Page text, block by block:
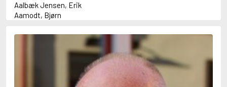
Aalbæk Jensen, Erik
Aamodt, Bjørn
Abbey, Kieran
Abdel-Fattah, Randa